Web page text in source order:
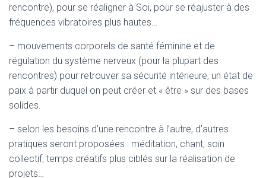
rencontre), pour se réaligner à Soi, pour se réajuster à des
fréquences vibratoires plus hautes…
– mouvements corporels de santé féminine et de
régulation du système nerveux (pour la plupart des
rencontres) pour retrouver sa sécurité intérieure, un état de
paix à partir duquel on peut créer et « être » sur des bases
solides.
– selon les besoins d’une rencontre à l’autre, d’autres
pratiques seront proposées : méditation, chant, soin
collectif, temps créatifs plus ciblés sur la réalisation de
projets…